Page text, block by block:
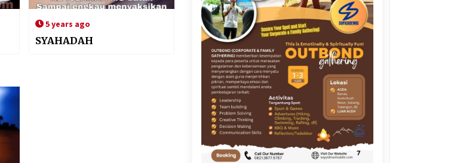
5 years ago
SYAHADAH